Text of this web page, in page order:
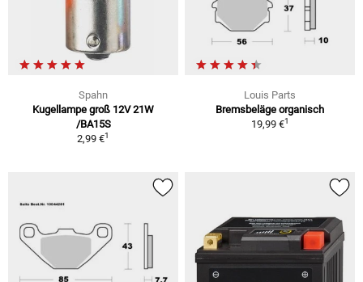
Spahn
Kugellampe groß 12V 21W
/BA15S
2,99 €1
Louis Parts
Bremsbeläge organisch
19,99 €1